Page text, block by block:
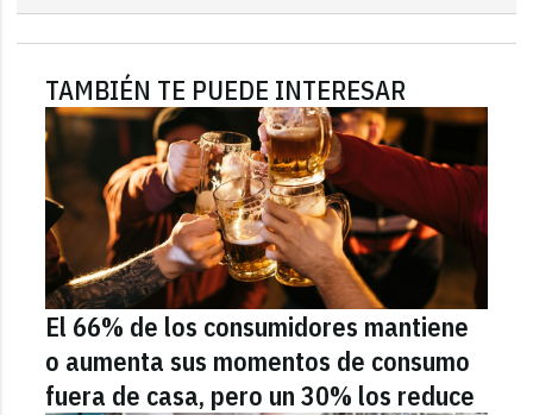
TAMBIÉN TE PUEDE INTERESAR
El 66% de los consumidores mantiene
o aumenta sus momentos de consumo
fuera de casa, pero un 30% los reduce